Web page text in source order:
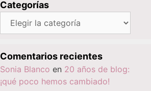
Categorías
Categorías
Comentarios recientes
Sonia Blanco en 20 años de blog:
¡qué poco hemos cambiado!